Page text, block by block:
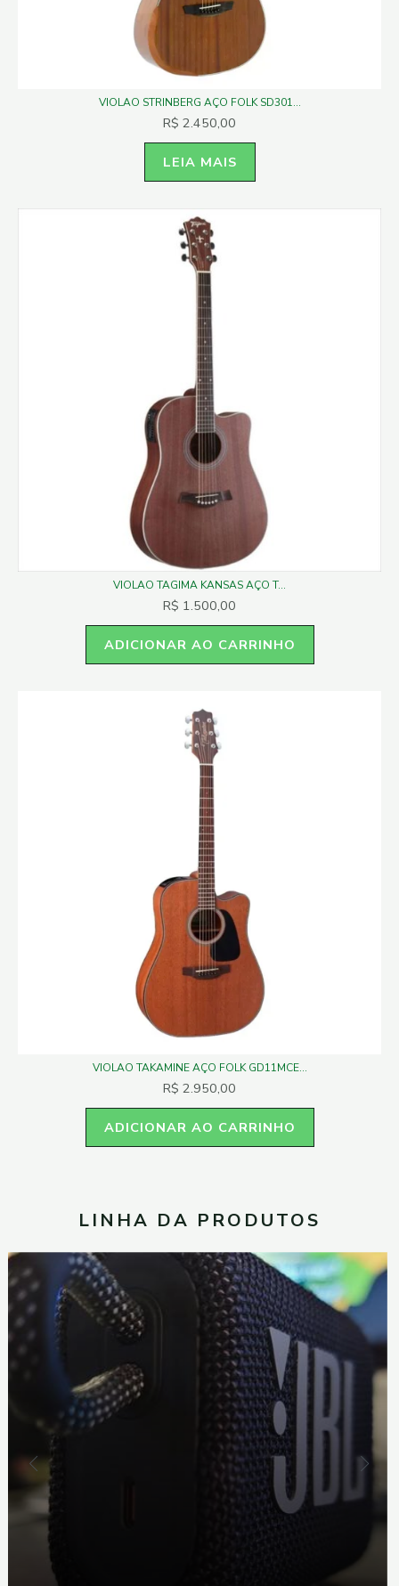
VIOLAO STRINBERG AÇO FOLK SD301...
R$ 2.450,00
LEIA MAIS
VIOLAO TAGIMA KANSAS AÇO T...
R$ 1.500,00
ADICIONAR AO CARRINHO
VIOLAO TAKAMINE AÇO FOLK GD11MCE...
R$ 2.950,00
ADICIONAR AO CARRINHO
LINHA DA PRODUTOS